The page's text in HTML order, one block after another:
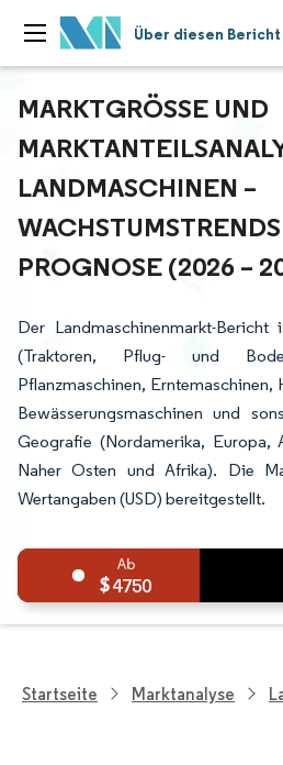
Über diesen Bericht
MARKTGRÖSSE UND M
ANDMASCHINEN – W
ACHSTUMSTRENDS
ROGNOSE (2026 –
Der Landmaschinenmarkt-
(Traktoren, Pflug- und
Pflanzmaschinen, Erntemaschinen,
Bewässerungsmaschinen und
Geografie (Nordamerika, Europa,
Naher Osten und Afrika). Die
Wertangaben (USD) bereitgestellt.
4750
Startseite Marktanalyse